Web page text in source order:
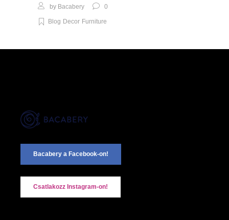
by Bacabery 0
Blog Decor Furniture
Bacabery a Facebook-on!
Csatlakozz Instagram-on!